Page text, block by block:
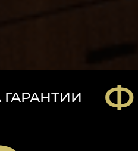
2 ГОДА